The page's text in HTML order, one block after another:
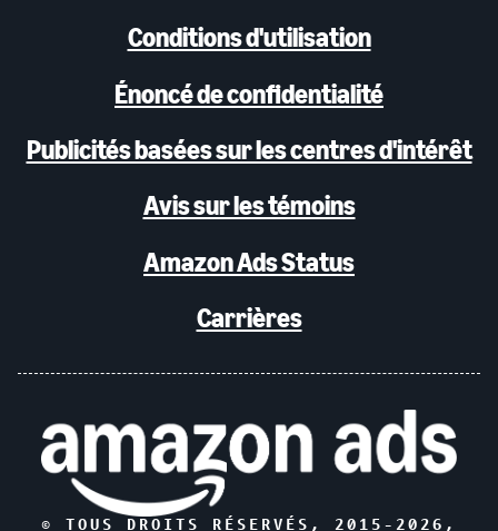
Conditions d'utilisation
Énoncé de confidentialité
Publicités basées sur les centres d'intérêt
Avis sur les témoins
Amazon Ads Status
Carrières
© TOUS DROITS RÉSERVÉS, 2015- 2026 ,